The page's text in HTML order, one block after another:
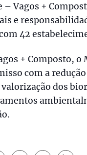
– Vagos +
e
42
+ Composto,
com a
dos